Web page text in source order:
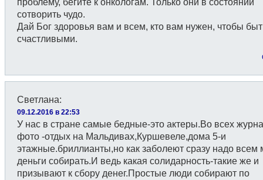
проблему, бегите к онкологам. Только они в состоянии
сотворить чудо.
Дай Бог здоровья вам и всем, кто вам нужен, чтобы
счастливыми.
Светлана:
09.12.2016 в 22:53
У нас в стране самые бедные-это актеры.Во всех
фото -отдых на Мальдивах,Куршевеле,дома 5-и
этажные.бриллианты,но как заболеют сразу надо всем
деньги собирать.И ведь какая солидарность-такие же и
призывают к сбору денег.Простые люди собирают по